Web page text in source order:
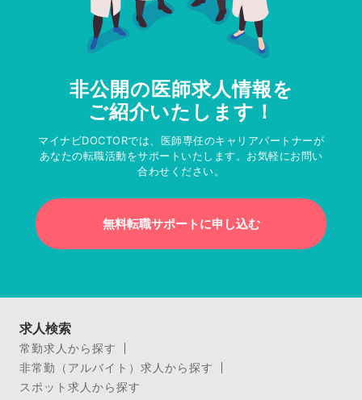
非公開の医師求人情報を
ご紹介いたします！
マイナビDOCTORでは、医師専任のキャリアパートナーが
あなたの転職活動をサポートいたします。お気軽にお問い
合わせください。
無料転職サポートに申し込む
求人検索
常勤求人から探す
非常勤（アルバイト）求人から探す
スポット求人から探す